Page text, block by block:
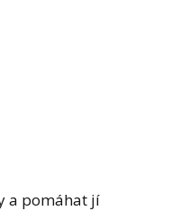
a pomáhat jí